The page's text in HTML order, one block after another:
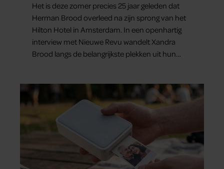
Het is deze zomer precies 25 jaar geleden dat
Herman Brood overleed na zijn sprong van het
Hilton Hotel in Amsterdam. In een openhartig
interview met Nieuwe Revu wandelt Xandra
Brood langs de belangrijkste plekken uit hun
aan herinneringen op. Daar begon hun leven
samen en werd dochter Lola geboren.